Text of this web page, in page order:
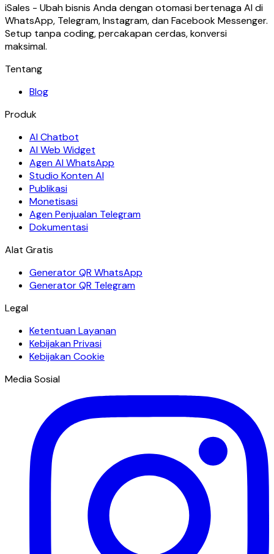
iSales - Ubah bisnis Anda dengan otomasi bertenaga AI di
WhatsApp, Telegram, Instagram, dan Facebook Messenger.
Setup tanpa coding, percakapan cerdas, konversi
maksimal.
Tentang
Blog
Produk
AI Chatbot
AI Web Widget
Agen AI WhatsApp
Studio Konten AI
Publikasi
Monetisasi
Agen Penjualan Telegram
Dokumentasi
Alat Gratis
Generator QR WhatsApp
Generator QR Telegram
Legal
Ketentuan Layanan
Kebijakan Privasi
Kebijakan Cookie
Media Sosial